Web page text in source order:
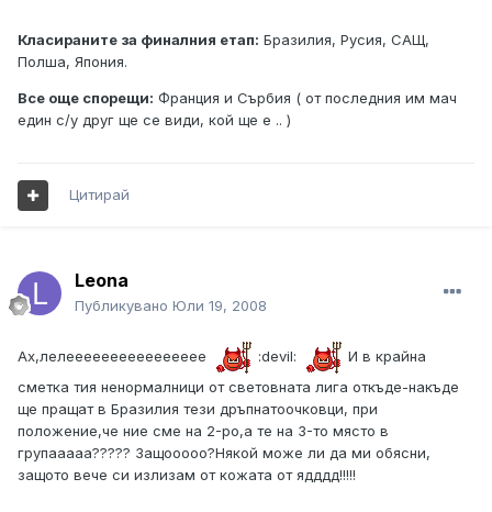
Класираните за финалния етап: Бразилия, Русия, САЩ,
Полша, Япония.
Все още спорещи: Франция и Сърбия ( от последния им мач
един с/у друг ще се види, кой ще е .. )
Цитирай
Leona
Публикувано Юли 19, 2008
Ах,лелееееееееееееееее :devil:
И в крайна
сметка тия ненормалници от световната лига откъде-накъде
ще пращат в Бразилия тези дръпнатоочковци, при
положение,че ние сме на 2-ро,а те на 3-то място в
групааааа????? Защооооо?Някой може ли да ми обясни,
защото вече си излизам от кожата от ядддд!!!!!